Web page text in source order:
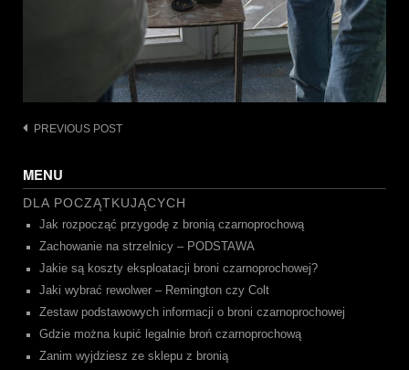
Post
PREVIOUS POST
MENU
DLA POCZĄTKUJĄCYCH
Jak rozpocząć przygodę z bronią czarnoprochową
Zachowanie na strzelnicy – PODSTAWA
Jakie są koszty eksploatacji broni czarnoprochowej?
Jaki wybrać rewolwer – Remington czy Colt
Zestaw podstawowych informacji o broni czarnoprochowej
Gdzie można kupić legalnie broń czarnoprochową
Zanim wyjdziesz ze sklepu z bronią